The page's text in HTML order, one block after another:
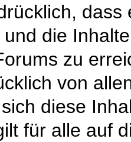
die
zu
von
diese
für alle auf